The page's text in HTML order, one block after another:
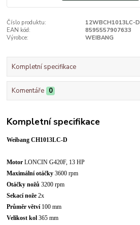
Číslo produktu:
12WBCH1013LC-D
EAN kód:
8595557907633
Výrobce:
WEIBANG
Kompletní specifikace
Komentáře 0
Kompletní specifikace
Weibang CH1013LC-D
MotorLONCIN G420F, 13 HP
Maximální otáčky 3600 rpm
Otáčky nožů 3200 rpm
Sekací nože 2x
Průměr větví100 mm
Velikost kol 365 mm